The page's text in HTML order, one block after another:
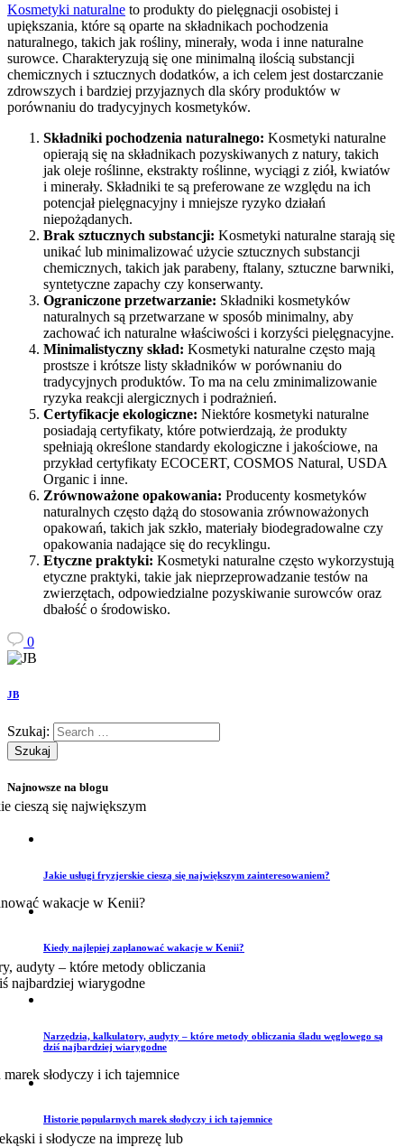
Kosmetyki naturalne to produkty do pielęgnacji osobistej i
upiększania, które są oparte na składnikach pochodzenia
naturalnego, takich jak rośliny, minerały, woda i inne naturalne
surowce. Charakteryzują się one minimalną ilością substancji
chemicznych i sztucznych dodatków, a ich celem jest dostarczanie
zdrowszych i bardziej przyjaznych dla skóry produktów w
porównaniu do tradycyjnych kosmetyków.
Składniki pochodzenia naturalnego: Kosmetyki naturalne
opierają się na składnikach pozyskiwanych z natury, takich
jak oleje roślinne, ekstrakty roślinne, wyciągi z ziół, kwiatów
i minerały. Składniki te są preferowane ze względu na ich
potencjał pielęgnacyjny i mniejsze ryzyko działań
niepożądanych.
Brak sztucznych substancji: Kosmetyki naturalne starają się
unikać lub minimalizować użycie sztucznych substancji
chemicznych, takich jak parabeny, ftalany, sztuczne barwniki,
syntetyczne zapachy czy konserwanty.
Ograniczone przetwarzanie: Składniki kosmetyków
naturalnych są przetwarzane w sposób minimalny, aby
zachować ich naturalne właściwości i korzyści pielęgnacyjne.
Minimalistyczny skład: Kosmetyki naturalne często mają
prostsze i krótsze listy składników w porównaniu do
tradycyjnych produktów. To ma na celu zminimalizowanie
ryzyka reakcji alergicznych i podrażnień.
Certyfikacje ekologiczne: Niektóre kosmetyki naturalne
posiadają certyfikaty, które potwierdzają, że produkty
spełniają określone standardy ekologiczne i jakościowe, na
przykład certyfikaty ECOCERT, COSMOS Natural, USDA
Organic i inne.
Zrównoważone opakowania: Producenty kosmetyków
naturalnych często dążą do stosowania zrównoważonych
opakowań, takich jak szkło, materiały biodegradowalne czy
opakowania nadające się do recyklingu.
Etyczne praktyki: Kosmetyki naturalne często wykorzystują
etyczne praktyki, takie jak nieprzeprowadzanie testów na
zwierzętach, odpowiedzialne pozyskiwanie surowców oraz
dbałość o środowisko.
0
JB
Szukaj:
Najnowsze na blogu
Jakie usługi fryzjerskie cieszą się największym zainteresowaniem?
Kiedy najlepiej zaplanować wakacje w Kenii?
Narzędzia, kalkulatory, audyty – które metody obliczania śladu węglowego są
dziś najbardziej wiarygodne
Historie popularnych marek słodyczy i ich tajemnice